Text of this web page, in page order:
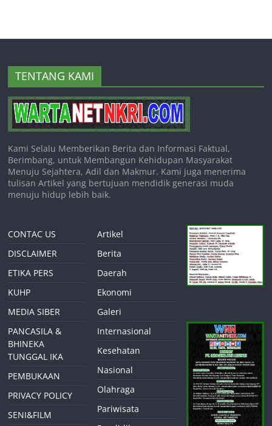
TENTANG KAMI
Kami Selalu Memberikan Berita dan Informasi Faktual,
Berimbang, untuk Membangun Kehidupan Masyarakat
Menuju Sejahtera, Adil dan Makmur. Kami juga menerima
tulisan Artikel yang bertujuan mendidik generasi muda
menuju hidup lebih baik.
CONTAC US
DISCLAIMER
ETIKA PERS
KUHP
MEDIA SIBER
PANCASILA &
BHINEKA
TUNGGAL IKA
PEMBUKAAN
PRIVACY POLICY
SENI&FILM
Artikel
Berita
Daerah
Ekonomi
Galeri
Internasional
Kesehatan
Nasional
Olahraga
Pariwisata